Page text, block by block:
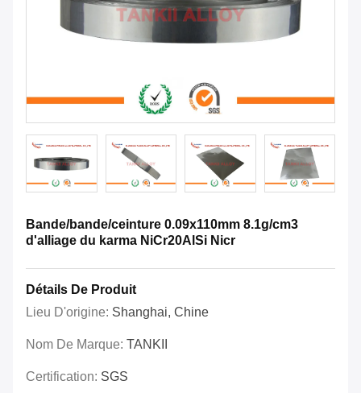
Bande/bande/ceinture 0.09x110mm 8.1g/cm3
d'alliage du karma NiCr20AlSi Nicr
Détails De Produit
Lieu D'origine: Shanghai, Chine
Nom De Marque: TANKII
Certification: SGS